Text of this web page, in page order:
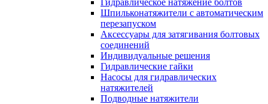
Гидравлическое натяжение болтов
Шпильконатяжители с автоматическим
перезапуском
Аксессуары для затягивания болтовых
соединений
Индивидуальные решения
Гидравлические гайки
Насосы для гидравлических
натяжителей
Подводные натяжители